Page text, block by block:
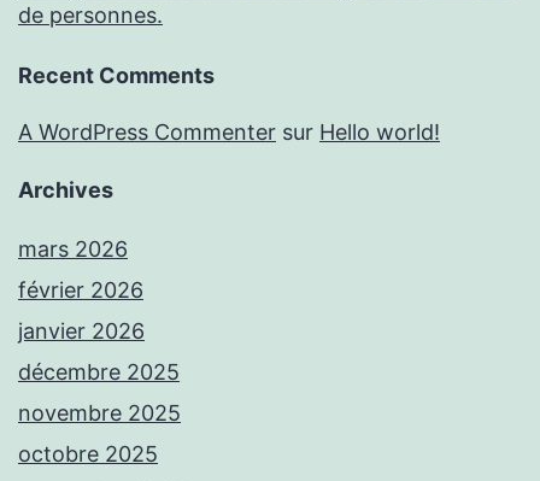
de personnes.
Recent Comments
A WordPress Commenter sur Hello world!
Archives
mars 2026
février 2026
janvier 2026
décembre 2025
novembre 2025
octobre 2025